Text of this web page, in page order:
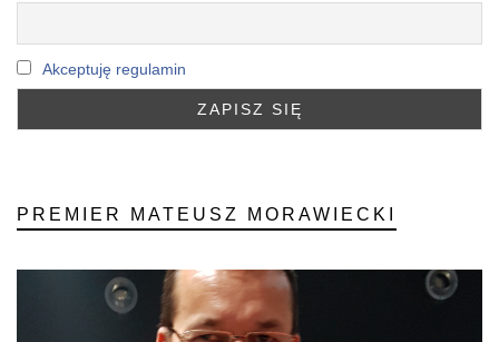
Akceptuję regulamin
PREMIER MATEUSZ MORAWIECKI